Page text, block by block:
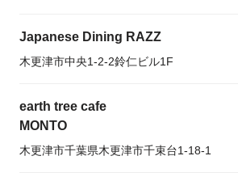
Japanese Dining RAZZ
木更津市中央1-2-2鈴仁ビル1F
earth tree cafe
MONTO
木更津市千葉県木更津市千束台1-18-1